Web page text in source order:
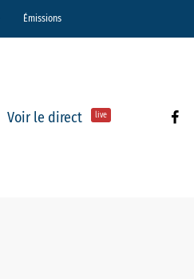
Émissions
Voir le direct live